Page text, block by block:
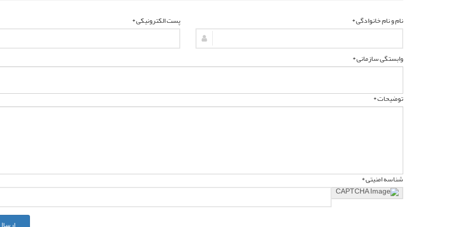
نام و نام خانوادگی * پست الکترونیکی *
وابستگی سازمانی *
توضیحات *
شناسه امنیتی *